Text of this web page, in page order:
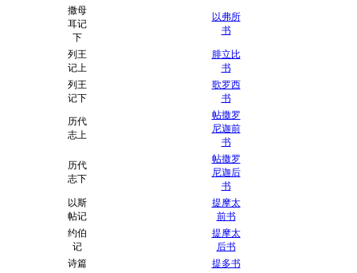
撒母
耳记
下
以弗所
书
列王
记上
腓立比
书
列王
记下
歌罗西
书
历代
志上
帖撒罗
尼迦前
书
历代
志下
帖撒罗
尼迦后
书
以斯
帖记
提摩太
前书
约伯
记
提摩太
后书
诗篇
提多书